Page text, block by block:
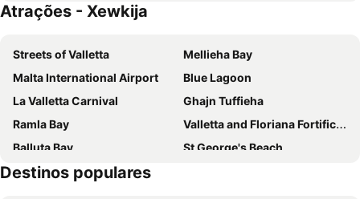
Mayflower Hotel Malta
Hotel Calypso
Canifor Hotel
Pergola Hotel & Spa
The Segond Hotel
Gillieru Harbour Hotel
Coral Hotel
Hotel Santana
Topaz Hotel
La Playa Hotel
St. Patrick's Hotel
Hotel VIU57
Atrações - Xewkija
Streets of Valletta
Mellieha Bay
Malta International Airport
Blue Lagoon
La Valletta Carnival
Ghajn Tuffieha
Ramla Bay
Valletta and Floriana Fortifications
Balluta Bay
St George's Beach
Catedral de São João
Destinos populares